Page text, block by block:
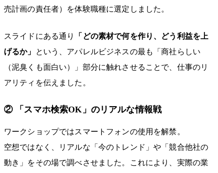
売計画の責任者）を体験職種に選定しました。
スライドにある通り
「どの素材で何を作り、どう利益を上
げるか」
という、アパレルビジネスの最も「商社らしい
（泥臭くも面白い）」部分に触れさせることで、仕事のリ
アリティを伝えました。
② 「スマホ検索OK」のリアルな情報戦
ワークショップではスマートフォンの使用を解禁。
空想ではなく、リアルな「今のトレンド」や「競合他社の
動き」をその場で調べさせました。これにより、実際の業